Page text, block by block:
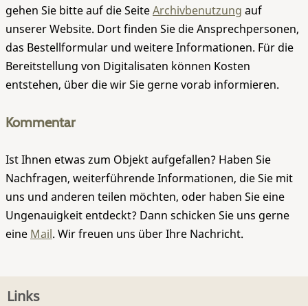
gehen Sie bitte auf die SeiteArchivbenutzung auf
unserer Website. Dort finden Sie die Ansprechpersonen,
das Bestellformular und weitere Informationen. Für die
Bereitstellung von Digitalisaten können Kosten
entstehen, über die wir Sie gerne vorab informieren.
Kommentar
Ist Ihnen etwas zum Objekt aufgefallen? Haben Sie
Nachfragen, weiterführende Informationen, die Sie mit
uns und anderen teilen möchten, oder haben Sie eine
Ungenauigkeit entdeckt? Dann schicken Sie uns gerne
eine Mail. Wir freuen uns über Ihre Nachricht.
Links